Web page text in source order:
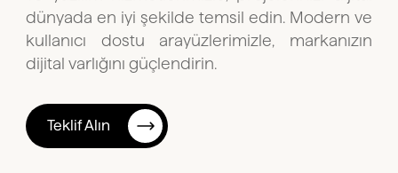
dünyada en iyi şekilde temsil edin. Modern ve
kullanıcı dostu arayüzlerimizle, markanızın
dijital varlığını güçlendirin.
Teklif Alın